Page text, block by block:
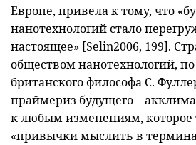
Европе, привела к тому, что
нанотехнологий стало
настоящее» [Selin2006, 199].
обществом нанотехнологий,
британского философа С.
праймериз будущего –
к любым изменениям, которое
«привычки мыслить в